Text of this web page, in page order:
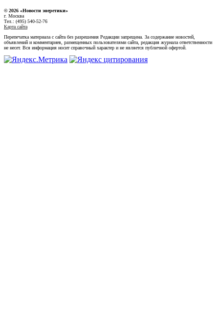
© 2026 «Новости энеретики»
г. Москва
Тел.: (495) 540-52-76
Карта сайта
Перепечатка материала с сайта без разрешения Редакции запрещена. За содержание новостей,
объявлений и комментариев, размещенных пользователями сайта, редакция журнала ответственности
не несет. Вся информация носит справочный характер и не является публичной офертой.